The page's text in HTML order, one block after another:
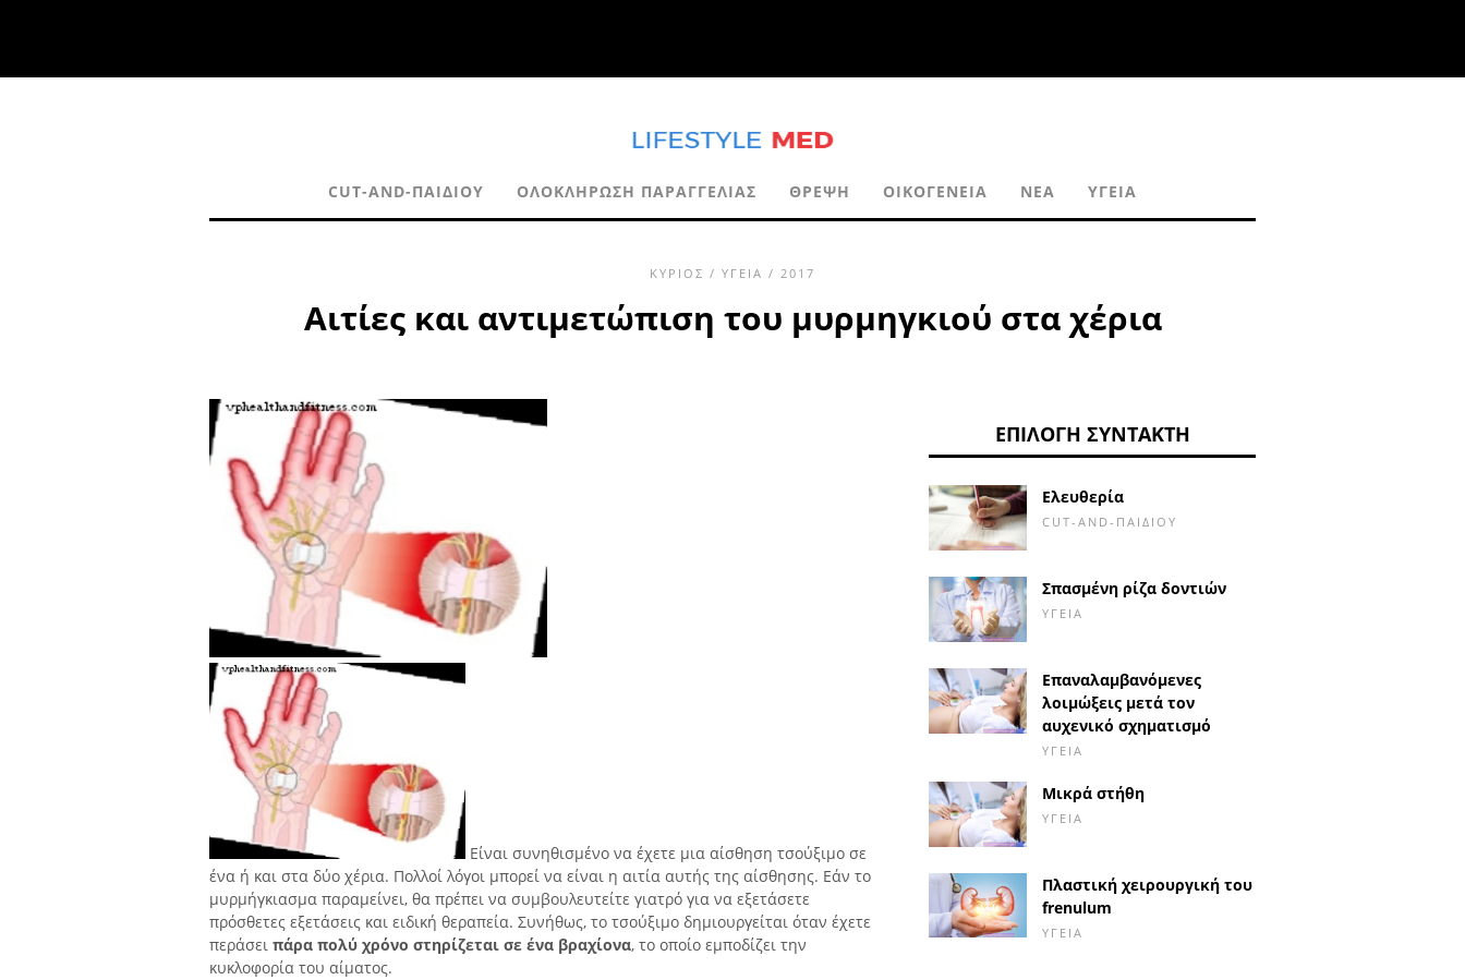
CUT-AND-ΠΑΙΔΙΟΎ ΟΛΟΚΛΉΡΩΣΗ ΠΑΡΑΓΓΕΛΊΑΣ ΘΡΈΨΗ ΟΙΚΟΓΈΝΕΙΑ ΝΈΑ ΥΓΕΊΑ
ΚΎΡΙΟΣ / ΥΓΕΊΑ / 2017
Αιτίες και αντιμετώπιση του μυρμηγκιού στα χέρια
Είναι συνηθισμένο να έχετε μια αίσθηση τσούξιμο σε
ένα ή και στα δύο χέρια. Πολλοί λόγοι μπορεί να είναι η αιτία αυτής της αίσθησης. Εάν το
μυρμήγκιασμα παραμείνει, θα πρέπει να συμβουλευτείτε γιατρό για να εξετάσετε
πρόσθετες εξετάσεις και ειδική θεραπεία. Συνήθως, το τσούξιμο δημιουργείται όταν έχετε
περάσει πάρα πολύ χρόνο στηρίζεται σε ένα βραχίονα, το οποίο εμποδίζει την
κυκλοφορία του αίματος.
ΕΠΙΛΟΓΉ ΣΥΝΤΆΚΤΗ
Ελευθερία
CUT-AND-ΠΑΙΔΙΟΎ
Σπασμένη ρίζα δοντιών
ΥΓΕΊΑ
Επαναλαμβανόμενες
λοιμώξεις μετά τον
αυχενικό σχηματισμό
ΥΓΕΊΑ
Μικρά στήθη
ΥΓΕΊΑ
Πλαστική χειρουργική του
frenulum
ΥΓΕΊΑ